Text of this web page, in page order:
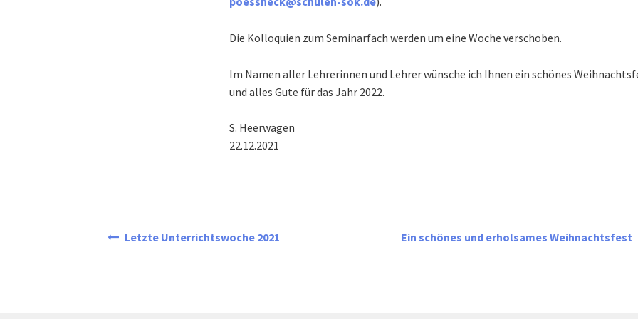
Die Kolloquien zum Seminarfach werden um eine Woche verschoben.
Im Namen aller Lehrerinnen und Lehrer wünsche ich Ihnen ein schönes
und alles Gute für das Jahr 2022.
S. Heerwagen
22.12.2021
Beitragsnavigation
Letzte Unterrichtswoche 2021 Ein schönes und erholsames Weihnachtsfest